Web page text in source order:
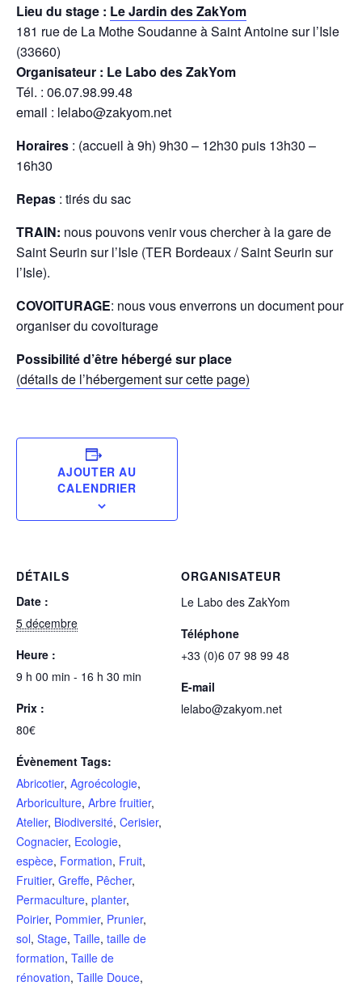
Lieu du stage : Le Jardin des ZakYom
181 rue de La Mothe Soudanne à Saint Antoine sur l’Isle
(33660)
Organisateur : Le Labo des ZakYom
Tél. : 06.07.98.99.48
email : lelabo@zakyom.net
Horaires : (accueil à 9h) 9h30 – 12h30 puis 13h30 –
16h30
Repas : tirés du sac
TRAIN: nous pouvons venir vous chercher à la gare de
Saint Seurin sur l’Isle (TER Bordeaux / Saint Seurin sur
l’Isle).
COVOITURAGE: nous vous enverrons un document pour
organiser du covoiturage
Possibilité d’être hébergé sur place
(détails de l’hébergement sur cette page)
AJOUTER AU
CALENDRIER
DÉTAILS
Date :
5 décembre
Heure :
9 h 00 min - 16 h 30 min
Prix :
80€
Évènement Tags:
Abricotier, Agroécologie,
Arboriculture, Arbre fruitier,
Atelier, Biodiversité, Cerisier,
Cognacier, Ecologie,
espèce, Formation, Fruit,
Fruitier, Greffe, Pêcher,
Permaculture, planter,
Poirier, Pommier, Prunier,
sol, Stage, Taille, taille de
formation, Taille de
rénovation, Taille Douce,
ORGANISATEUR
Le Labo des ZakYom
Téléphone
+33 (0)6 07 98 99 48
E-mail
lelabo@zakyom.net